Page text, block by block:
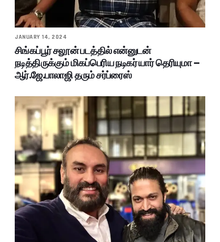
JANUARY 14, 2024
சிங்கப்பூர் சலூன் படத்தில் என்னுடன்
நடித்திருக்கும் மிகப்பெரிய நடிகர் யார் தெரியுமா –
ஆர்.ஜே.பாலாஜி தரும் சர்ப்ரைஸ்